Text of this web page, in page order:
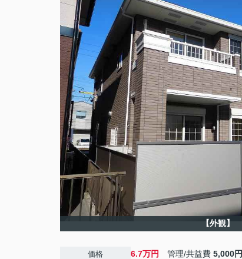
【外観】
価格 6.7万円 管理/共益費 5,000円